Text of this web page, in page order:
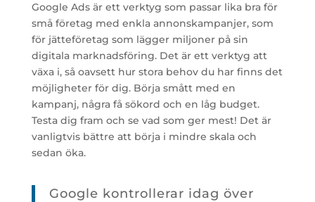
Google Ads är ett verktyg som passar lika bra för
små företag med enkla annonskampanjer, som
för jätteföretag som lägger miljoner på sin
digitala marknadsföring. Det är ett verktyg att
växa i, så oavsett hur stora behov du har finns det
möjligheter för dig. Börja smått med en
kampanj, några få sökord och en låg budget.
Testa dig fram och se vad som ger mest! Det är
vanligtvis bättre att börja i mindre skala och
sedan öka.
Google kontrollerar idag över